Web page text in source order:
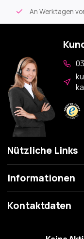
An Werktagen vor
Nützliche Links
Informationen
Kontaktdaten